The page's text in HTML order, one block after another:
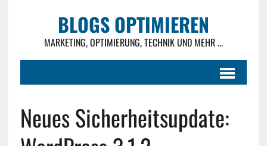
BLOGS OPTIMIEREN
MARKETING, OPTIMIERUNG, TECHNIK UND MEHR ...
Neues Sicherheitsupdate: